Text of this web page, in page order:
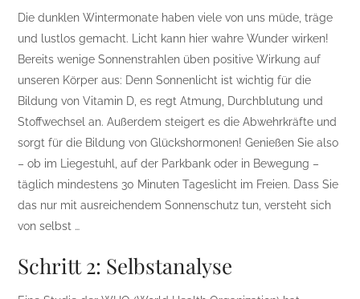
Die dunklen Wintermonate haben viele von uns müde, träge
und lustlos gemacht. Licht kann hier wahre Wunder wirken!
Bereits wenige Sonnenstrahlen üben positive Wirkung auf
unseren Körper aus: Denn Sonnenlicht ist wichtig für die
Bildung von Vitamin D, es regt Atmung, Durchblutung und
Stoffwechsel an. Außerdem steigert es die Abwehrkräfte und
sorgt für die Bildung von Glückshormonen! Genießen Sie also
– ob im Liegestuhl, auf der Parkbank oder in Bewegung –
täglich mindestens 30 Minuten Tageslicht im Freien. Dass Sie
das nur mit ausreichendem Sonnenschutz tun, versteht sich
von selbst …
Schritt 2: Selbstanalyse